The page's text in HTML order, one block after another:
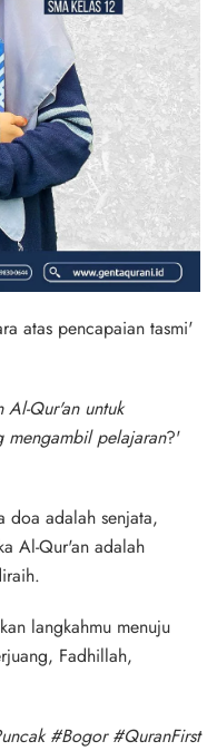
atas pencapaian tasmi'
Al-Qur'an untuk
mengambil pelajaran?'
doa adalah senjata,
Al-Qur'an adalah
langkahmu menuju
Fadhillah,
#Bogor #QuranFirst